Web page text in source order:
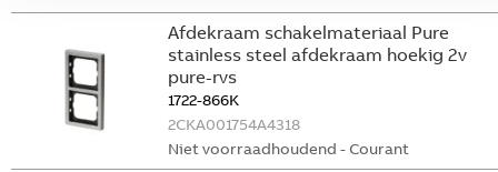
Afdekraam schakelmateriaal Pure
stainless steel afdekraam hoekig 2v
pure-rvs
1722-866K
2CKA001754A4318
Niet voorraadhoudend - Courant